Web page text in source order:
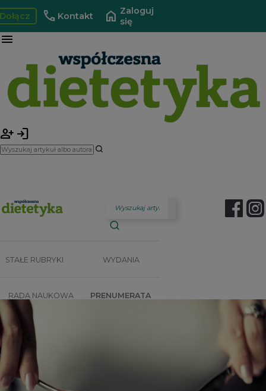
call Kontakt home Zaloguj
się
menu
person_add login
STAŁE RUBRYKI WYDANIA
RADA NAUKOWA PRENUMERATA
SZKOLENIA